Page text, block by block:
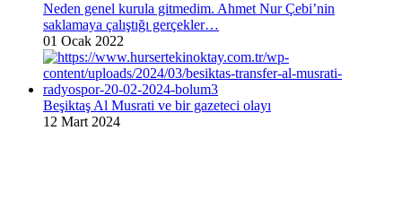
Neden genel kurula gitmedim. Ahmet Nur Çebi’nin
saklamaya çalıştığı gerçekler…
01 Ocak 2022
Beşiktaş Al Musrati ve bir gazeteci olayı
12 Mart 2024